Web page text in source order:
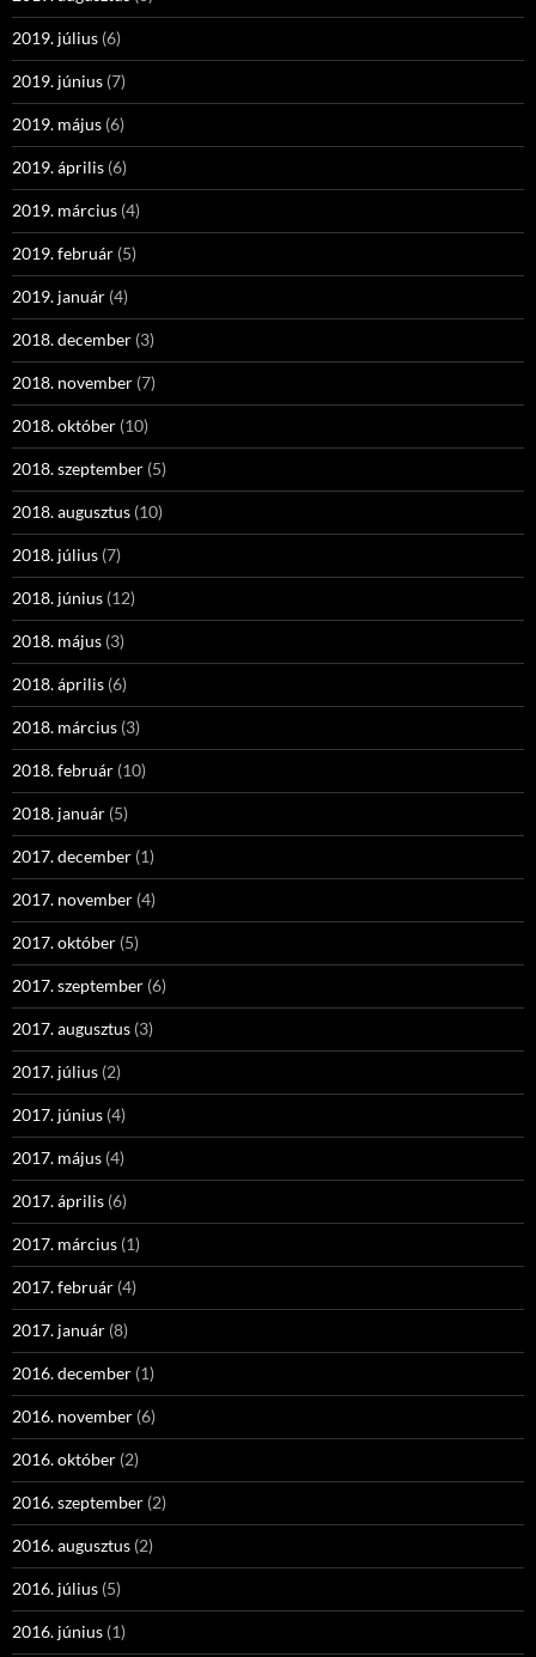
2019. július (6)
2019. június (7)
2019. május (6)
2019. április (6)
2019. március (4)
2019. február (5)
2019. január (4)
2018. december (3)
2018. november (7)
2018. október (10)
2018. szeptember (5)
2018. augusztus (10)
2018. július (7)
2018. június (12)
2018. május (3)
2018. április (6)
2018. március (3)
2018. február (10)
2018. január (5)
2017. december (1)
2017. november (4)
2017. október (5)
2017. szeptember (6)
2017. augusztus (3)
2017. július (2)
2017. június (4)
2017. május (4)
2017. április (6)
2017. március (1)
2017. február (4)
2017. január (8)
2016. december (1)
2016. november (6)
2016. október (2)
2016. szeptember (2)
2016. augusztus (2)
2016. július (5)
2016. június (1)